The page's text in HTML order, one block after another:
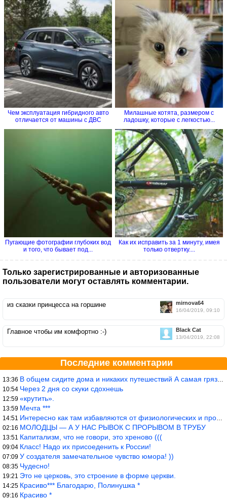
Чем эксплуатация гибридного авто
отличается от машины с ДВС
Милашные котята, размером с
ладошку, которые с легкостью...
Пугающие фотографии глубоких вод
и того, что бывает под...
Как их исправить за 1 минуту, имея
только отвертку....
Только зарегистрированные и авторизованные
пользователи могут оставлять комментарии.
mirnova64
16/04/2019, 09:10
из сказки принцесса на горшине
Black Cat
13/04/2019, 22:08
Главное чтобы им комфортно :-)
Последние комментарии
13:36 В общем сидите дома и никаких путешествий А самая грязная в от
10:54 Через 2 дня со скуки сдохнешь
12:59 «крутить».
13:59 Мечта ***
14:51 Интересно как там избавляются от физиологических и прочих отходо
02:16 МОЛОДЦЫ — А У НАС РЫВОК С ПРОРЫВОМ В ТРУБУ
13:51 Капитализм, что не говори, это хреново (((
09:04 Класс! Надо их присоеденить к России!
07:09 У создателя замечательное чувство юмора! ))
08:35 Чудесно!
19:21 Это не церковь, это строение в форме церкви.
14:25 Красиво*** Благодарю, Полинушка *
09:16 Красиво *